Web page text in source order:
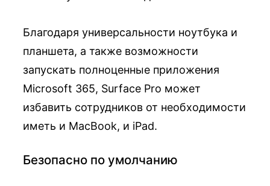
Благодаря универсальности ноутбука и
планшета, а также возможности
запускать полноценные приложения
Microsoft 365, Surface Pro может
избавить сотрудников от необходимости
иметь и MacBook, и iPad.
Безопасно по умолчанию